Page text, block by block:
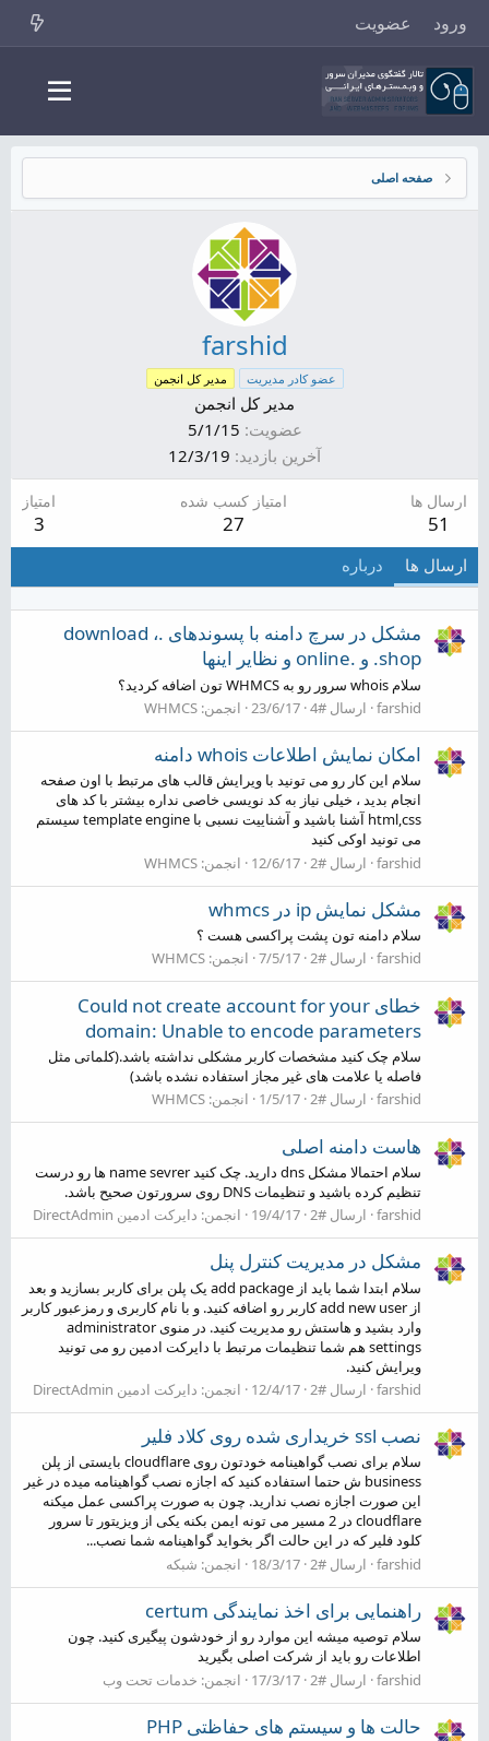
ورود عضویت
صفحه اصلی
farshid
عضو کادر مدیریت مدیر کل انجمن
مدیر کل انجمن
عضویت 5/1/15
آخرین بازدید 12/3/19
ارسال ها
51
امتیاز کسب شده
27
امتیاز
3
ارسال ها درباره
مشکل در سرچ دامنه با پسوندهای .download ،
.shop و .online و نظایر اینها
سلام whois سرور رو به WHMCS تون اضافه کردید؟
farshid ارسال #4 23/6/17 انجمن: WHMCS
امکان نمایش اطلاعات whois دامنه
سلام این کار رو می تونید با ویرایش قالب های مرتبط با اون صفحه
انجام بدید ، خیلی نیاز به کد نویسی خاصی نداره بیشتر با کد های
html,css آشنا باشید و آشناییت نسبی با template engine سیستم
می تونید اوکی کنید
farshid ارسال #2 12/6/17 انجمن: WHMCS
مشکل نمایش ip در whmcs
سلام دامنه تون پشت پراکسی هست ؟
farshid ارسال #2 7/5/17 انجمن: WHMCS
خطای Could not create account for your
domain: Unable to encode parameters
سلام چک کنید مشخصات کاربر مشکلی نداشته باشد.(کلماتی مثل
فاصله یا علامت های غیر مجاز استفاده نشده باشد)
farshid ارسال #2 1/5/17 انجمن: WHMCS
هاست دامنه اصلی
سلام احتمالا مشکل dns دارید. چک کنید name sevrer ها رو درست
تنظیم کرده باشید و تنظیمات DNS روی سرورتون صحیح باشد.
farshid ارسال #2 19/4/17 انجمن: دایرکت ادمین DirectAdmin
مشکل در مدیریت کنترل پنل
سلام ابتدا شما باید از add package یک پلن برای کاربر بسازید و بعد
از add new user کاربر رو اضافه کنید. و با نام کاربری و رمزعبور کاربر
وارد بشید و هاستش رو مدیریت کنید. در منوی administrator
settings هم شما تنظیمات مرتبط با دایرکت ادمین رو می تونید
ویرایش کنید.
farshid ارسال #2 12/4/17 انجمن: دایرکت ادمین DirectAdmin
نصب ssl خریداری شده روی کلاد فلیر
سلام برای نصب گواهینامه خودتون روی cloudflare بایستی از پلن
business ش حتما استفاده کنید که اجازه نصب گواهینامه میده در غیر
این صورت اجازه نصب ندارید. چون به صورت پراکسی عمل میکنه
cloudflare در 2 مسیر می تونه ایمن بکنه یکی از ویزیتور تا سرور
کلود فلیر که در این حالت اگر بخواید گواهینامه شما نصب...
farshid ارسال #2 18/3/17 انجمن: شبکه
راهنمایی برای اخذ نمایندگی certum
سلام توصیه میشه این موارد رو از خودشون پیگیری کنید. چون
اطلاعات رو باید از شرکت اصلی بگیرید
farshid ارسال #2 17/3/17 انجمن: خدمات تحت وب
حالت ها و سیستم های حفاظتی PHP